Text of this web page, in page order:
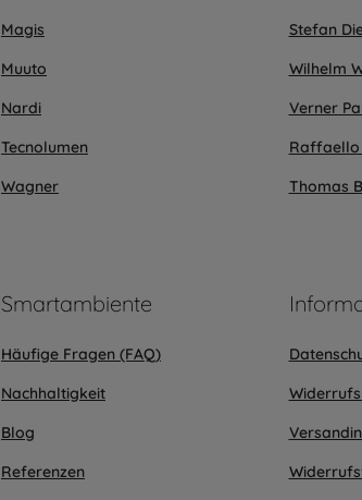
Magis
Muuto
Nardi
Tecnolumen
Wagner
Stefan
Wilhelm
Verner
Thomas
Smartambiente
Häufige Fragen (FAQ)
Nachhaltigkeit
Blog
Referenzen